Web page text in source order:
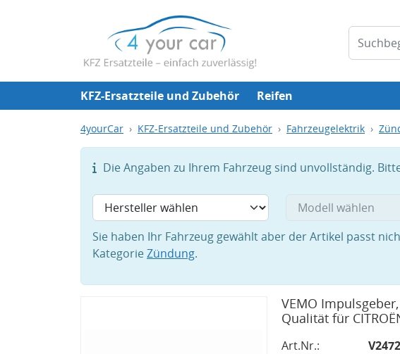
KFZ-Ersatzteile und Zubehör Reifen
4yourCar KFZ-Ersatzteile und Zubehör Fahrzeugelektrik
Die Angaben zu Ihrem Fahrzeug sind unvollständig.
Sie haben Ihr Fahrzeug gewählt aber der Artikel passt
KategorieZündung.
VEMO
Qualität für
Art.Nr.: